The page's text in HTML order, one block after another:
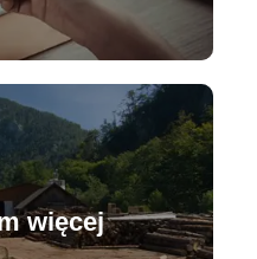
więcej